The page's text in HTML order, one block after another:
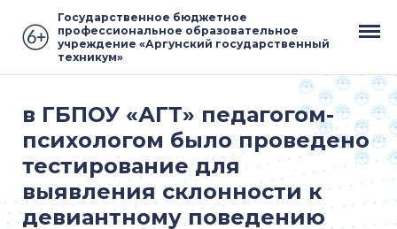
Государственное бюджетное
профессиональное образовательное
учреждение «Аргунский государственный
техникум»
в ГБПОУ «АГТ» педагогом-
психологом было проведено
тестирование для
выявления склонности к
девиантному поведению